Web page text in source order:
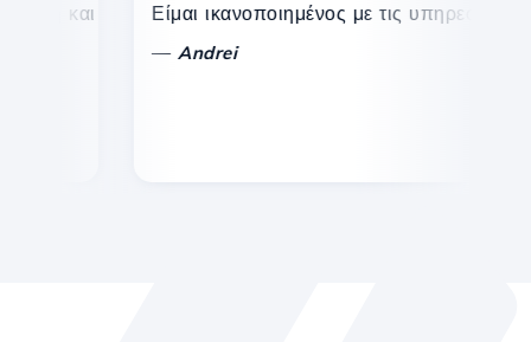
αποτελεσματική τεχνική υποστήριξη.
Είμαι ικανοποιημένος με τις υπηρεσίες
Andrei